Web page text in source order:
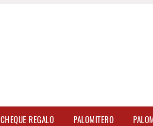
CHEQUE REGALO PALOMITERO